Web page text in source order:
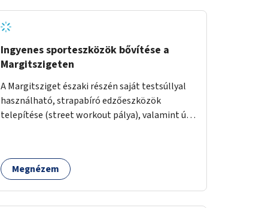
Ingyenes sporteszközök bővítése a
Margitszigeten
A Margitsziget északi részén saját testsúllyal
használható, strapabíró edzőeszközök
telepítése (street workout pálya), valamint új
így kihasználatlan. A pingpongasztalok
telepítésével egy népszerű, ingyenes
Megnézem